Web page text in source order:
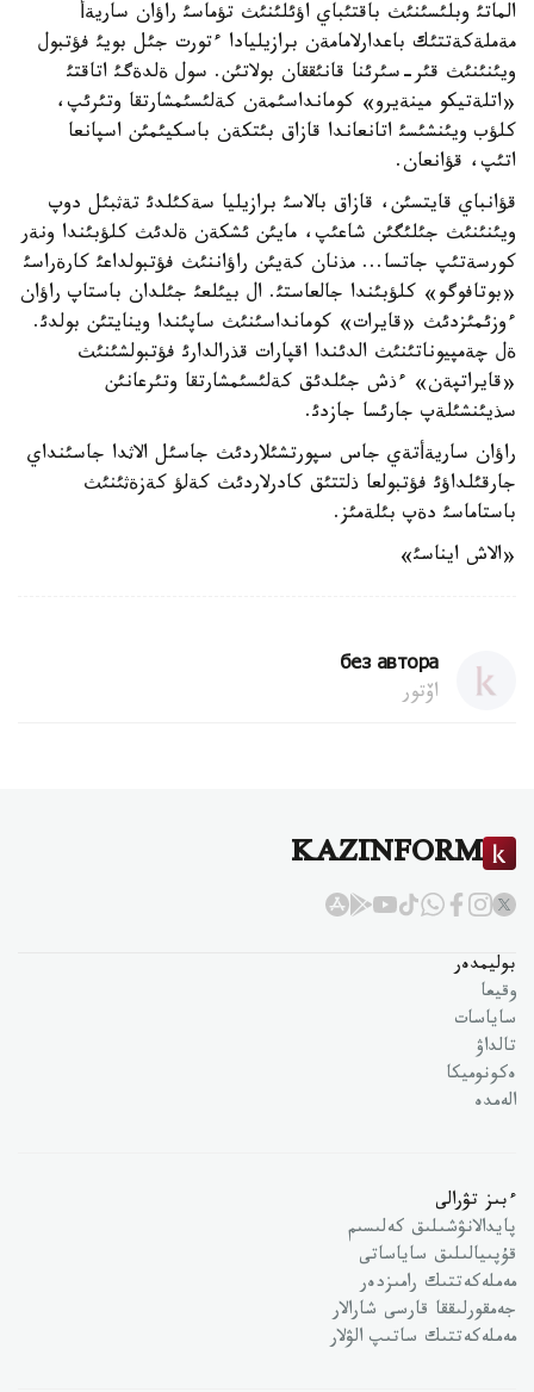
الماتئ وبلئسئنئث باقتئباي اؤئلئنئث تؤماسئ راؤان ساريةأ
مةملةكةتتئك باعدارلامامةن برازيليادا ءتورت جئل بويئ فؤتبول
ويئنئنئث قئر-سئرئنا قانئققان بولاتئن. سول ةلدةگئ اتاقتئ
«اتلةتيكو مينةيرو» كومانداسئمةن كةلئسئمشارتقا وتئرئپ،
كلؤب ويئنشئسئ اتانعاندا قازاق بئتكةن باسكيئمئن اسپانعا
اتئپ، قؤانعان.
قؤانباي قايتسئن، قازاق بالاسئ برازيليا سةكئلدئ تةثبئل دوپ
ويئنئنئث جئلئگئن شاعئپ، مايئن ئشكةن ةلدئث كلؤبئندا ونةر
كورسةتئپ جاتسا... مذنان كةيئن راؤاننئث فؤتبولداعئ كارةراسئ
«بوتافوگو» كلؤبئندا جالعاستئ. ال بيئلعئ جئلدان باستاپ راؤان
ءوزئمئزدئث «قايرات» كومانداسئنئث ساپئندا وينايتئن بولدئ.
ةل چةمپيوناتئنئث الدئندا اقپارات قذرالدارئ فؤتبولشئنئث
«قايراتپةن» ءذش جئلدئق كةلئسئمشارتقا وتئرعانئن
سذيئنشئلةپ جارئسا جازدئ.
راؤان ساريةأتةي جاس سپورتشئلاردئث جاسئل الاثدا جاسئنداي
جارقئلداؤئ فؤتبولعا ذلتتئق كادرلاردئث كةلؤ كةزةثئنئث
باستاماسئ دةپ بئلةمئز.
«الاش ايناسئ»
без автора
اۆتور
KAZINFORM
بوليمدەر
وقيعا
ساياسات
تالداۋ
ەكونوميكا
الەمدە
ءبىز تۋرالى
پايدالانۋشىلىق كەلىسىم
قۇپىيالىلىق ساياساتى
مەملەكەتتىك رامىزدەر
جەمقورلىققا قارسى شارالار
مەملەكەتتىك ساتىپ الۋلار